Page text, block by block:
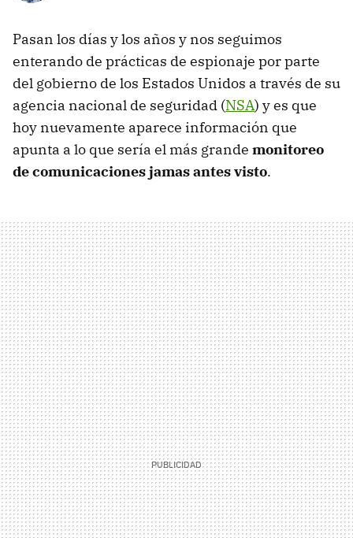
Pasan los días y los años y nos seguimos
enterando de prácticas de espionaje por parte
del gobierno de los Estados Unidos a través de su
agencia nacional de seguridad (NSA) y es que
hoy nuevamente aparece información que
apunta a lo que sería el más grande monitoreo
de comunicaciones jamas antes visto.